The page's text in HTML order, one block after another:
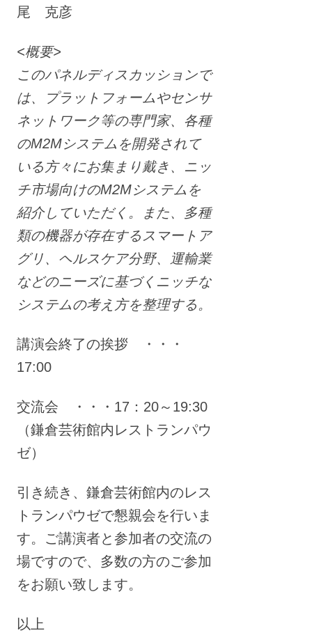
尾 克彦
<概要>
このパネルディスカッションで
は、プラットフォームやセンサ
ネットワーク等の専門家、各種
のM2Mシステムを開発されて
いる方々にお集まり戴き、ニッ
チ市場向けのM2Mシステムを
紹介していただく。また、多種
類の機器が存在するスマートア
グリ、ヘルスケア分野、運輸業
などのニーズに基づくニッチな
システムの考え方を整理する。
講演会終了の挨拶 ・・・
17:00
交流会 ・・・17：20～19:30
（鎌倉芸術館内レストランパウ
ゼ）
引き続き、鎌倉芸術館内のレス
トランパウゼで懇親会を行いま
す。ご講演者と参加者の交流の
場ですので、多数の方のご参加
をお願い致します。
以上